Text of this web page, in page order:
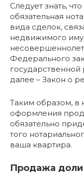
Следует знать,
обязательная
вида сделок,
недвижимого
Федерального
далее – Закон о
Таким образом, в
оформления
обязательно
того
ваша квартира.
Продажа доли